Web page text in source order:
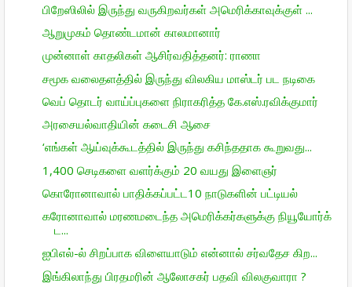
பிறேஸிலில் இருந்து வருகிறவர்கள் அமெரிக்காவுக்குள் ...
ஆறுமுகம் தொண்டமான் காலமானார்
முன்னாள் காதலிகள் ஆசிர்வதித்தனர்: ராணா
சமூக வலைதளத்தில் இருந்து விலகிய மாஸ்டர் பட நடிகை
வெப் தொடர் வாய்ப்புகளை நிராகரித்த கே.எஸ்.ரவிக்குமார்
அரசையல்வாதியின் கடைசி ஆசை
‘எங்கள் ஆய்வுக்கூடத்தில் இருந்து கசிந்ததாக கூறுவது...
1,400 செடிகளை வளர்க்கும் 20 வயது இளைஞர்
கொரோனாவால் பாதிக்கப்பட்ட10 நாடுகளின் பட்டியல்
கரோனாவால் மரணமடைந்த அமெரிக்கர்களுக்கு நியூயோர்க்
ட...
ஐபிஎல்-ல் சிறப்பாக விளையாடும் என்னால் சர்வதேச கிற...
இங்கிலாந்து பிரதமரின் ஆலோசகர் பதவி விலகுவாரா ?